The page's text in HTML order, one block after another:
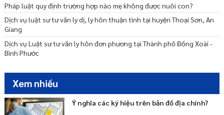
Pháp luật quy định trường hợp nào mẹ không được nuôi con?
Dịch vụ luật sư tư vấn ly dị, ly hôn thuận tình tại huyện Thoại Sơn, An
Giang
Dịch vụ Luật sư tư vấn ly hôn đơn phương tại Thành phố Đồng Xoài -
Bình Phước
Xem nhiều
Ý nghĩa các ký hiệu trên bản đồ địa chính?